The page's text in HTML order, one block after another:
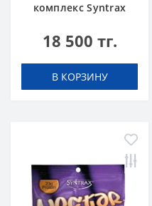
комплекс Syntrax
18 500 тг.
В КОРЗИНУ